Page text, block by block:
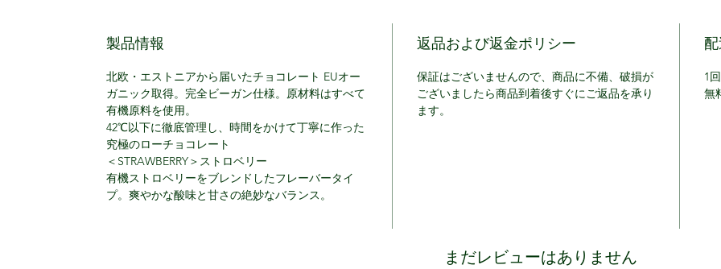
製品情報
北欧・エストニアから届いたチョコレート EUオー
ガニック取得。完全ビーガン仕様。原材料はすべて
有機原料を使用。
42℃以下に徹底管理し、時間をかけて丁寧に作った
究極のローチョコレート
＜STRAWBERRY＞ストロベリー
有機ストロベリーをブレンドしたフレーバータイ
プ。爽やかな酸味と甘さの絶妙なバランス。
返品および返金ポリシー
保証はございませんので、商品に不備、破損が
ございましたら商品到着後すぐにご返品を承り
ます。
1
無
まだレビューはありません